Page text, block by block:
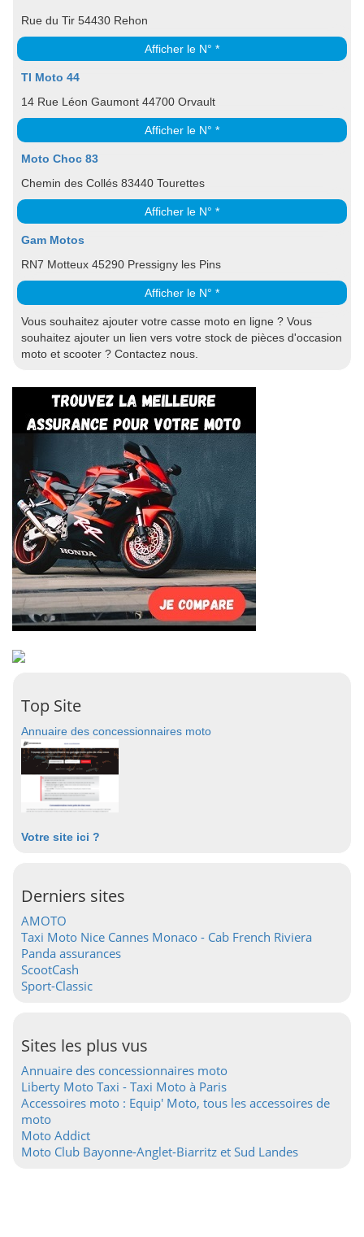
Rue du Tir 54430 Rehon
Afficher le N° *
TI Moto 44
14 Rue Léon Gaumont 44700 Orvault
Afficher le N° *
Moto Choc 83
Chemin des Collés 83440 Tourettes
Afficher le N° *
Gam Motos
RN7 Motteux 45290 Pressigny les Pins
Afficher le N° *
Vous souhaitez ajouter votre casse moto en ligne ? Vous
souhaitez ajouter un lien vers votre stock de pièces d'occasion
moto et scooter ? Contactez nous.
Top Site
Annuaire des concessionnaires moto
Votre site ici ?
Derniers sites
AMOTO
Taxi Moto Nice Cannes Monaco - Cab French Riviera
Panda assurances
ScootCash
Sport-Classic
Sites les plus vus
Annuaire des concessionnaires moto
Liberty Moto Taxi - Taxi Moto à Paris
Accessoires moto : Equip' Moto, tous les accessoires de
moto
Moto Addict
Moto Club Bayonne-Anglet-Biarritz et Sud Landes